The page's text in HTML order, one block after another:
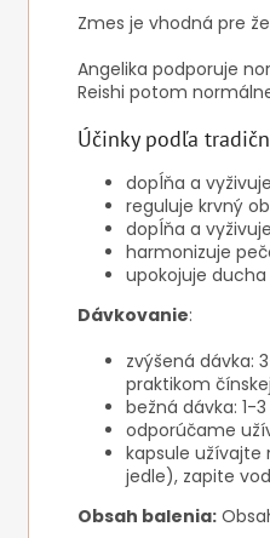
Zmes je vhodná pre
Angelika podporuje
Reishi potom
Účinky podľa
dopĺňa a
reguluje krvný
dopĺňa a
harmonizuje
upokojuje ducha
Dávkovanie:
zvýšená dávka:
praktikom
bežná dávka: 1-
odporúčame
kapsule
jedle), zapite
Obsah balenia: